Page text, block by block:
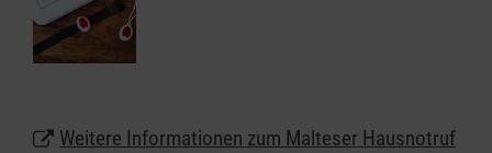
weiter selbstbestimmt und unbeschwert zu Hause in
Düsseldorf leben. Das kleine, handliche Gerät kann
Weitere Informationen zum Malteser Hausnotruf